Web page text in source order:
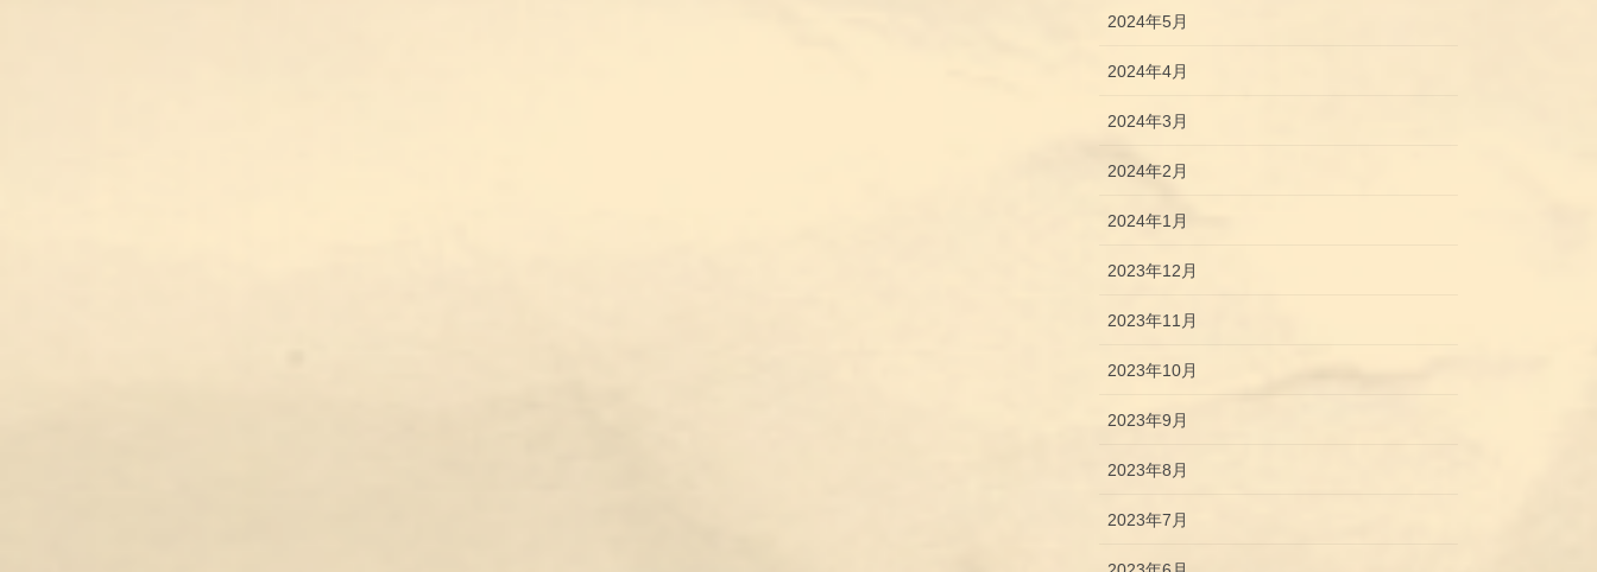
2024年5月
2024年4月
2024年3月
2024年2月
2024年1月
2023年12月
2023年11月
2023年10月
2023年9月
2023年8月
2023年7月